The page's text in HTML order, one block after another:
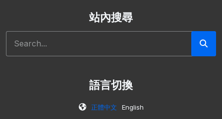
站內搜尋
語言切換
正體中文 English